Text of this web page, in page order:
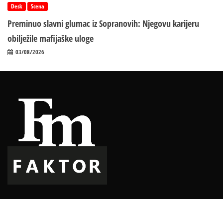
Desk Scena
Preminuo slavni glumac iz Sopranovih: Njegovu karijeru
obilježile mafijaške uloge
03/08/2026